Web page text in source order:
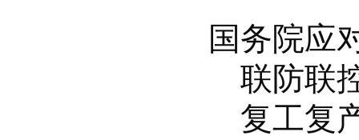
国务院应
联防联
复工复